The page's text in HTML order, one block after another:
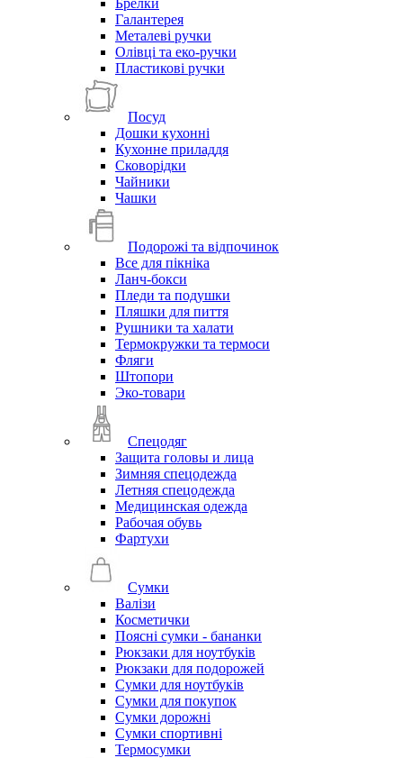
Брелки
Галантерея
Металеві ручки
Олівці та еко-ручки
Пластикові ручки
Посуд
Дошки кухонні
Кухонне приладдя
Сковорідки
Чайники
Чашки
Подорожі та відпочинок
Все для пікніка
Ланч-бокси
Пледи та подушки
Пляшки для пиття
Рушники та халати
Термокружки та термоси
Фляги
Штопори
Эко-товари
Спецодяг
Защита головы и лица
Зимняя спецодежда
Летняя спецодежда
Медицинская одежда
Рабочая обувь
Фартухи
Сумки
Валізи
Косметички
Поясні сумки - бананки
Рюкзаки для ноутбуків
Рюкзаки для подорожей
Сумки для ноутбуків
Сумки для покупок
Сумки дорожні
Сумки спортивні
Термосумки